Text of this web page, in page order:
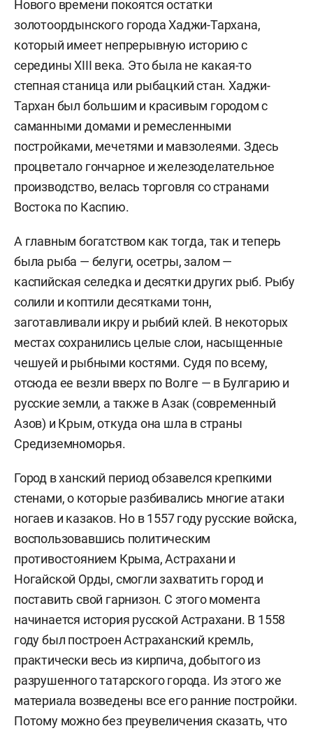
Нового времени покоятся остатки
золотоордынского города Хаджи-Тархана,
который имеет непрерывную историю с
середины XIII века. Это была не какая-то
степная станица или рыбацкий стан. Хаджи-
Тархан был большим и красивым городом с
саманными домами и ремесленными
постройками, мечетями и мавзолеями. Здесь
процветало гончарное и железоделательное
производство, велась торговля со странами
Востока по Каспию.
А главным богатством как тогда, так и теперь
была рыба — белуги, осетры, залом —
каспийская селедка и десятки других рыб. Рыбу
солили и коптили десятками тонн,
заготавливали икру и рыбий клей. В некоторых
местах сохранились целые слои, насыщенные
чешуей и рыбными костями. Судя по всему,
отсюда ее везли вверх по Волге — в Булгарию и
русские земли, а также в Азак (современный
Азов) и Крым, откуда она шла в страны
Средиземноморья.
Город в ханский период обзавелся крепкими
стенами, о которые разбивались многие атаки
ногаев и казаков. Но в 1557 году русские войска,
воспользовавшись политическим
противостоянием Крыма, Астрахани и
Ногайской Орды, смогли захватить город и
поставить свой гарнизон. С этого момента
начинается история русской Астрахани. В 1558
году был построен Астраханский кремль,
практически весь из кирпича, добытого из
разрушенного татарского города. Из этого же
материала возведены все его ранние постройки.
Потому можно без преувеличения сказать, что